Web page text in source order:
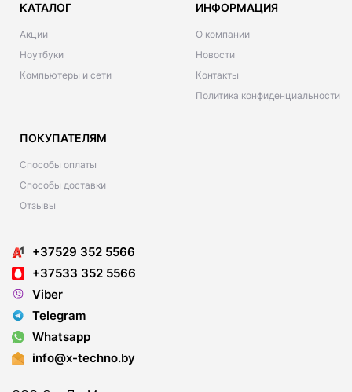
КАТАЛОГ
Акции
Ноутбуки
Компьютеры и сети
ИНФОРМАЦИЯ
О компании
Новости
Контакты
Политика конфиденциальности
ПОКУПАТЕЛЯМ
Способы оплаты
Способы доставки
Отзывы
+37529 352 5566
+37533 352 5566
Viber
Telegram
Whatsapp
info@x-techno.by